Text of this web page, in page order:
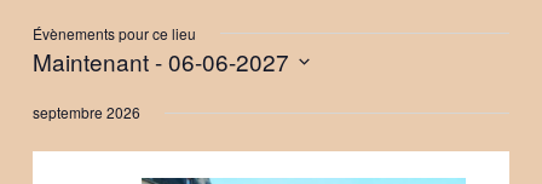
Évènements pour ce lieu
Maintenant - 06-06-2027
une
date.
septembre 2026